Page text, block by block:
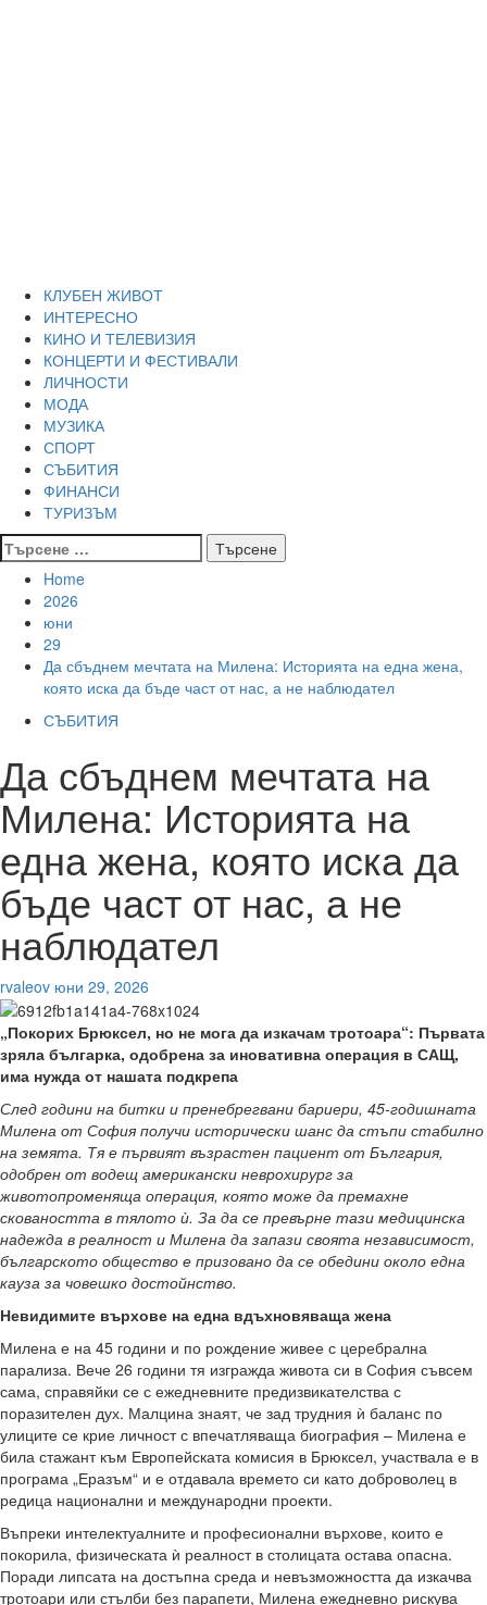
КЛУБЕН ЖИВОТ
ИНТЕРЕСНО
КИНО И ТЕЛЕВИЗИЯ
КОНЦЕРТИ И ФЕСТИВАЛИ
ЛИЧНОСТИ
МОДА
МУЗИКА
СПОРТ
СЪБИТИЯ
ФИНАНСИ
ТУРИЗЪМ
Търсене
за:
Home
2026
юни
29
Да сбъднем мечтата на Милена: Историята на една жена,
която иска да бъде част от нас, а не наблюдател
СЪБИТИЯ
Да сбъднем мечтата на
Милена: Историята на
една жена, която иска да
бъде част от нас, а не
наблюдател
rvaleov юни 29, 2026
„Покорих Брюксел, но не мога да изкачам тротоара“: Първата
зряла българка, одобрена за иновативна операция в САЩ,
има нужда от нашата подкрепа
След години на битки и пренебрегвани бариери, 45-годишната
Милена от София получи исторически шанс да стъпи стабилно
на земята. Тя е първият възрастен пациент от България,
одобрен от водещ американски неврохирург за
животопроменяща операция, която може да премахне
сковаността в тялото ѝ. За да се превърне тази медицинска
надежда в реалност и Милена да запази своята независимост,
българското общество е призовано да се обедини около една
кауза за човешко достойнство.
Невидимите върхове на една вдъхновяваща жена
Милена е на 45 години и по рождение живее с церебрална
парализа. Вече 26 години тя изгражда живота си в София съвсем
сама, справяйки се с ежедневните предизвикателства с
поразителен дух. Малцина знаят, че зад трудния ѝ баланс по
улиците се крие личност с впечатляваща биография – Милена е
била стажант към Европейската комисия в Брюксел, участвала е в
програма „Еразъм“ и е отдавала времето си като доброволец в
редица национални и международни проекти.
Въпреки интелектуалните и професионални върхове, които е
покорила, физическата ѝ реалност в столицата остава опасна.
Поради липсата на достъпна среда и невъзможността да изкачва
тротоари или стълби без парапети, Милена ежедневно рискува